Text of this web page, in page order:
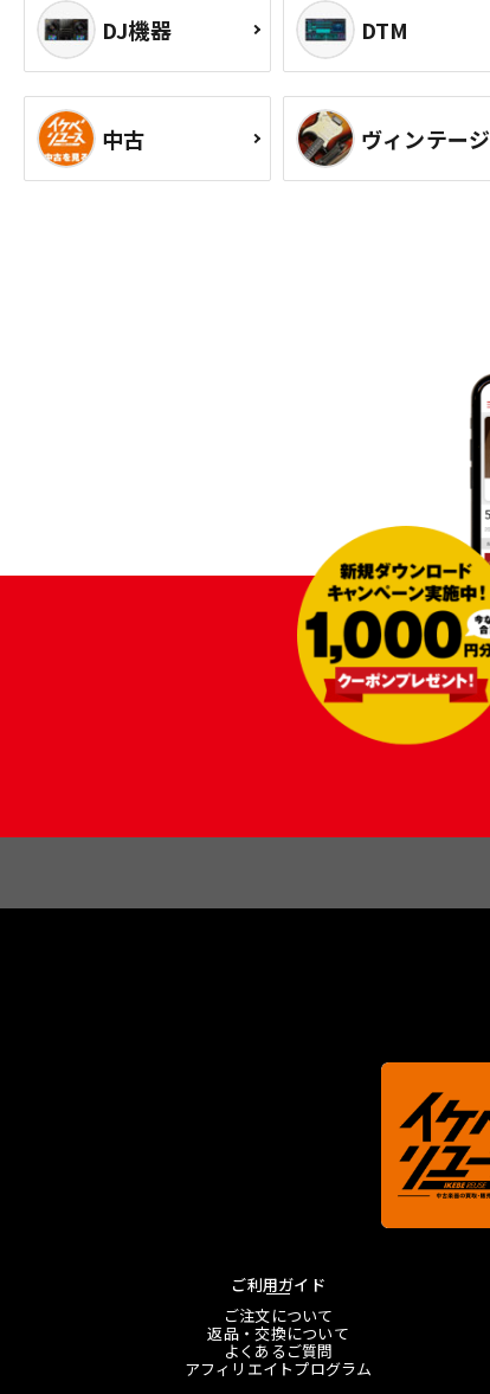
DJ機器 DTM
中古 ヴィンテージ
ご利用ガイド
ご注文について
返品・交換について
よくあるご質問
アフィリエイトプログラム